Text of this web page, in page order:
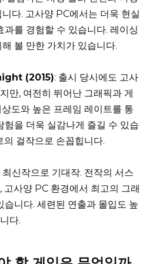
다. 고사양 PC에서는 더욱 현실
과를 경험할 수 있습니다. 레이싱
볼 만한 가치가 있습니다.
(2015): 출시 당시에도 고사
만, 여전히 뛰어난 그래픽과 게
도와 높은 프레임 레이트를 통
험을 더욱 실감나게 즐길 수 있습
의 걸작으로 손꼽힙니다.
최신작으로 기대작. 전작의 서스
고사양 PC 환경에서 최고의 그래
습니다. 세련된 연출과 몰입도 높
다.